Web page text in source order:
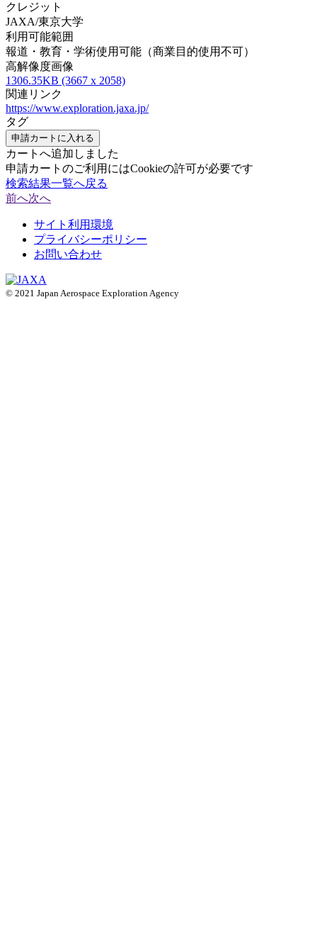
クレジット
JAXA/東京大学
利用可能範囲
報道・教育・学術使用可能（商業目的使用不可）
高解像度画像
1306.35KB (3667 x 2058)
関連リンク
https://www.exploration.jaxa.jp/
タグ
申請カートに入れる
カートへ追加しました
申請カートのご利用にはCookieの許可が必要です
検索結果一覧へ戻る
前へ次へ
サイト利用環境
プライバシーポリシー
お問い合わせ
© 2021 Japan Aerospace Exploration Agency